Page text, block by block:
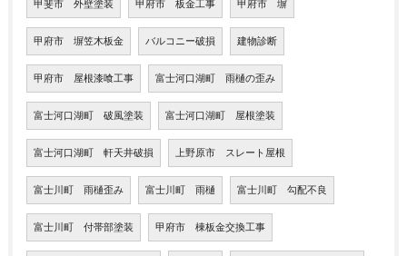
甲斐市 外壁塗装 甲府市 板金工事 甲府市 塀
甲府市 塀笠木板金 バルコニー破損 建物診断
甲府市 屋根漆喰工事 富士河口湖町 雨樋の歪み
富士河口湖町 破風塗装 富士河口湖町 屋根塗装
富士河口湖町 軒天井破損 上野原市 スレート屋根
富士川町 雨樋歪み 富士川町 雨樋 富士川町 勾配不良
富士川町 付帯部塗装 甲府市 棟板金交換工事